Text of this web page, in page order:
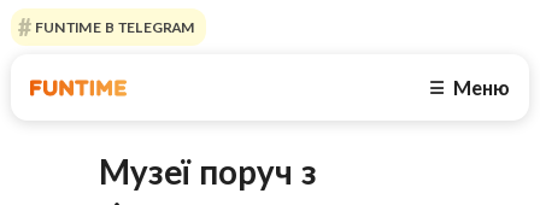
FUNTIME В TELEGRAM
☰ Меню
Музеї поруч з